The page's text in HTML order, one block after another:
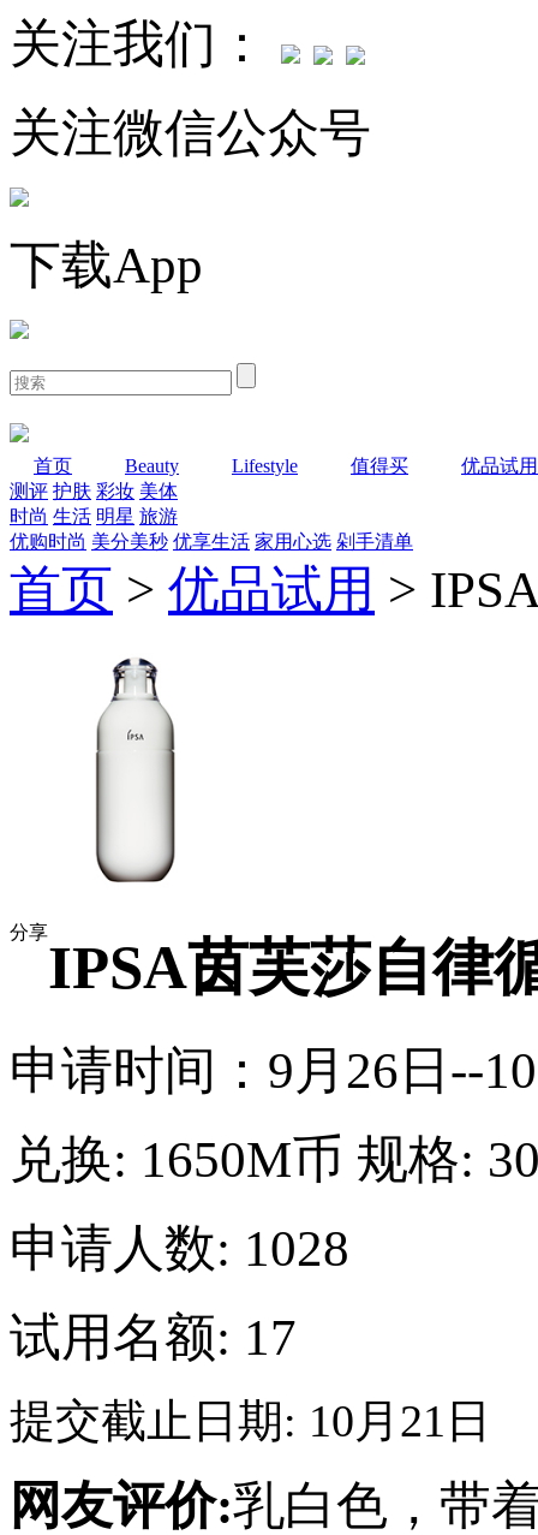
关注我们：
关注微信公众号
下载App
首页 Beauty Lifestyle 值得买
优品试用
测评 护肤 彩妆 美体
时尚 生活 明星 旅游
优购时尚 美分美秒 优享生活 家用心选 剁手清单
首页 > 优品试用 >
分享
IPSA茵芙莎自律
申请时间：9月26日--
兑换: 1650M币 规格:
申请人数: 1028
试用名额: 17
提交截止日期: 10月21日
网友评价:乳白色，带